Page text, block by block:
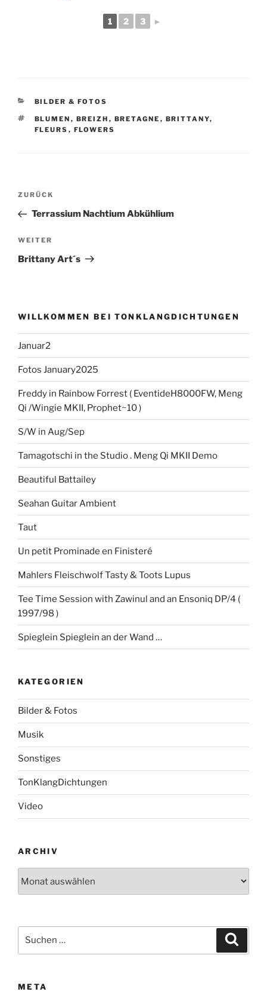
1 2 3 ►
KATEGORIEN
BILDER & FOTOS
SCHLAGWÖRTER
BLUMEN , BREIZH , BRETAGNE , BRITTANY,
FLEURS , FLOWERS
Beitragsnavigation
Vorheriger
Beitrag
ZURÜCK
Terrassium Nachtium Abkühlium
Nächster
Beitrag
WEITER
Brittany Art´s
WILLKOMMEN BEI TONKLANGDICHTUNGEN
Januar2
Fotos January2025
Freddy in Rainbow Forrest ( EventideH8000FW, Meng
Qi /Wingie MKII, Prophet~10 )
S/W in Aug/Sep
Tamagotschi in the Studio . Meng Qi MKII Demo
Beautiful Battailey
Seahan Guitar Ambient
Taut
Un petit Prominade en Finisteré
Mahlers Fleischwolf Tasty & Toots Lupus
Tee Time Session with Zawinul and an Ensoniq DP/4 (
1997/98 )
Spieglein Spieglein an der Wand …
KATEGORIEN
Bilder & Fotos
Musik
Sonstiges
TonKlangDichtungen
Video
ARCHIV
nach:
META